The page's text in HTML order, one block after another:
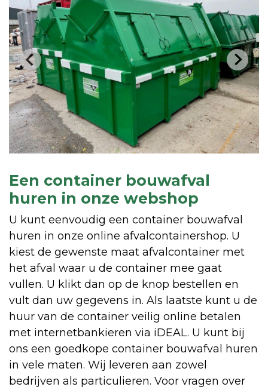
Een container bouwafval
huren in onze webshop
U kunt eenvoudig een container bouwafval
huren in onze online afvalcontainershop. U
kiest de gewenste maat afvalcontainer met
het afval waar u de container mee gaat
vullen. U klikt dan op de knop bestellen en
vult dan uw gegevens in. Als laatste kunt u de
huur van de container veilig online betalen
met internetbankieren via iDEAL. U kunt bij
ons een goedkope container bouwafval huren
in vele maten. Wij leveren aan zowel
bedrijven als particulieren. Voor vragen over